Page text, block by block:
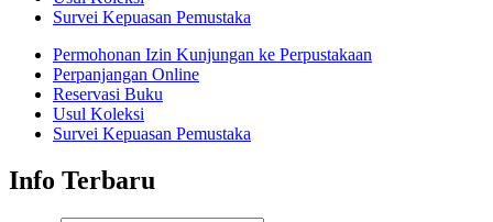
Survei Kepuasan Pemustaka
Permohonan Izin Kunjungan ke Perpustakaan
Perpanjangan Online
Reservasi Buku
Usul Koleksi
Survei Kepuasan Pemustaka
Info Terbaru